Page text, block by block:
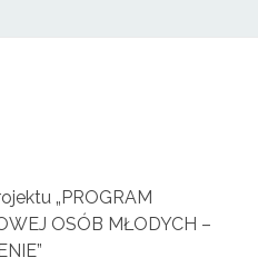
„PROGRAM
OSÓB MŁODYCH –